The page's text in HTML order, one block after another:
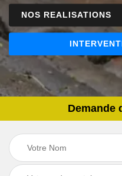
NOS REALISATIONS
Demande